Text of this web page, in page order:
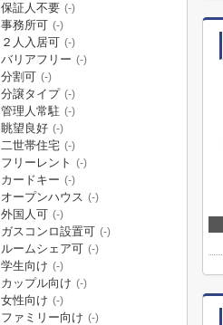
保証人不要 (-)
事務所可 (-)
２人入居可 (-)
バリアフリー (-)
分割可 (-)
分譲タイプ (-)
管理人常駐 (-)
眺望良好 (-)
二世帯住宅 (-)
フリーレント (-)
カードキー (-)
オープンハウス (-)
外国人可 (-)
ガスコンロ設置可 (-)
ルームシェア可 (-)
学生向け (-)
カップル向け (-)
女性向け (-)
ファミリー向け (-)